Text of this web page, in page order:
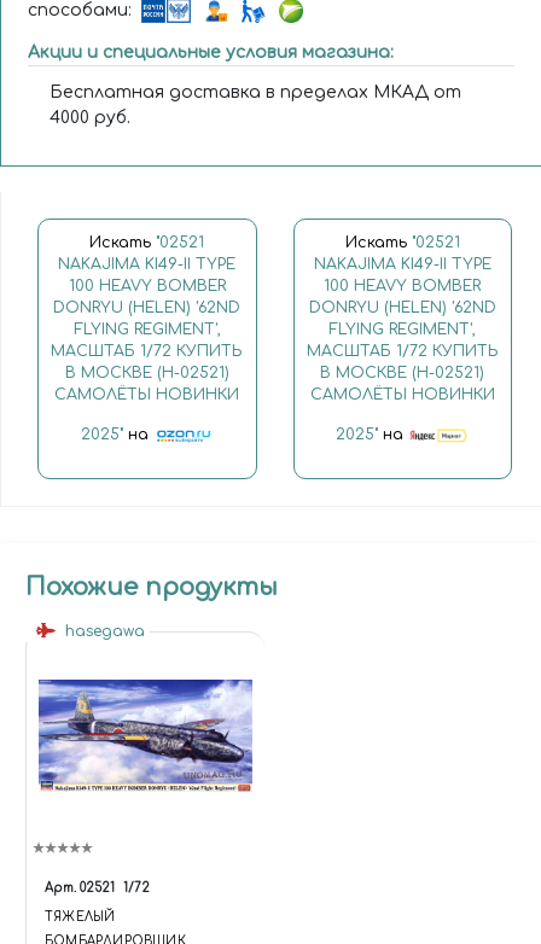
способами:
Акции и специальные условия магазина:
Бесплатная доставка в пределах МКАД от
4000 руб.
Искать "02521
NAKAJIMA KI49-II TYPE
100 HEAVY BOMBER
DONRYU (HELEN) '62ND
FLYING REGIMENT',
МАСШТАБ 1/72 КУПИТЬ
В МОСКВЕ (H-02521)
САМОЛЁТЫ НОВИНКИ
2025"на
Искать "02521
NAKAJIMA KI49-II TYPE
100 HEAVY BOMBER
DONRYU (HELEN) '62ND
FLYING REGIMENT',
МАСШТАБ 1/72 КУПИТЬ
В МОСКВЕ (H-02521)
САМОЛЁТЫ НОВИНКИ
2025" на
Похожие продукты
hasegawa
Арт. 02521 1/72
ТЯЖЕЛЫЙ
БОМБАРДИРОВЩИК